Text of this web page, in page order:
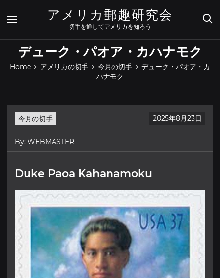
content
アメリカ郵趣研究会
切手を通してアメリカを知ろう
デューク・パオア・カハナモク
Home アメリカの切手 今月の切手
デューク・パオア・カ
ハナモク
今月の切手 2025年8月23日
By: WEBMASTER
Duke Paoa Kahanamoku